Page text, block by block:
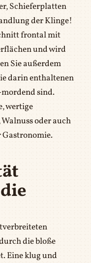
Schieferplatten
der Klinge!
frontal mit
und wird
Sie außerdem
darin enthaltenen
sind.
wertige
oder auch
die bloße
Eine klug und